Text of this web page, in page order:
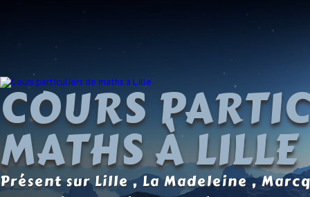
COURS
MATHS À LILLE
Présent sur Lille , La Madeleine ,